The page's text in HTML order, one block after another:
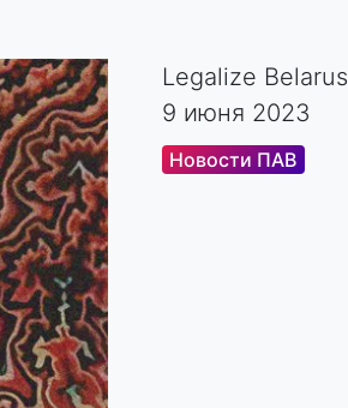
Legalize Belarus
9 июня 2023
Новости ПАВ